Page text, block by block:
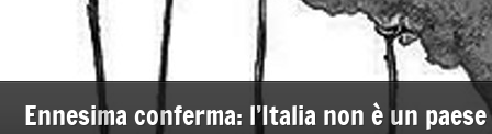
Ennesima conferma: l’Italia non è un